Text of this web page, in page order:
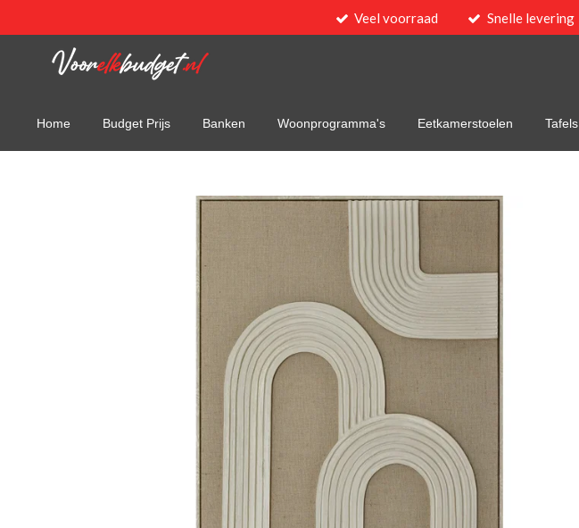
direct
Veel voorraad Snelle levering
Home Budget Prijs Banken Woonprogramma's Eetkamerstoelen Tafels